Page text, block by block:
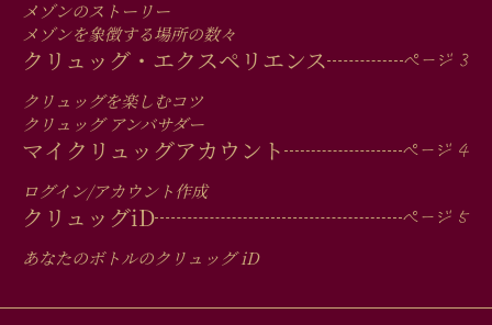
IN
FOOTER
メゾンのストーリー
メゾンを象徴する場所の数々
クリュッグ・エクスペリエンス
クリュッグを楽しむコツ
クリュッグ アンバサダー
マイクリュッグアカウント
ログイン/アカウント作成
クリュッグiD
あなたのボトルのクリュッグiD